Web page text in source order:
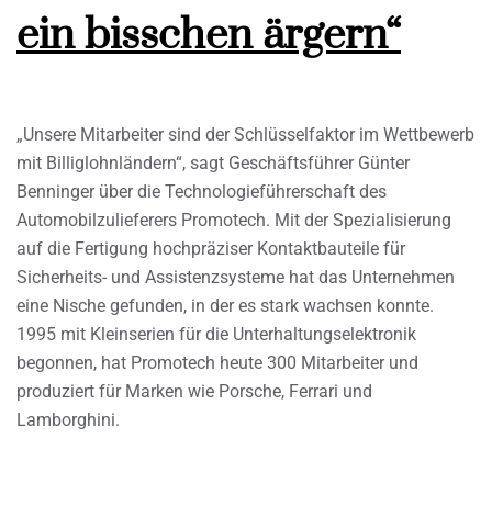
ein bisschen ärgern“
„Unsere Mitarbeiter sind der Schlüsselfaktor im Wettbewerb
mit Billiglohnländern“, sagt Geschäftsführer Günter
Benninger über die Technologieführerschaft des
Automobilzulieferers Promotech. Mit der Spezialisierung
auf die Fertigung hochpräziser Kontaktbauteile für
Sicherheits- und Assistenzsysteme hat das Unternehmen
eine Nische gefunden, in der es stark wachsen konnte.
1995 mit Kleinserien für die Unterhaltungselektronik
begonnen, hat Promotech heute 300 Mitarbeiter und
produziert für Marken wie Porsche, Ferrari und
Lamborghini.